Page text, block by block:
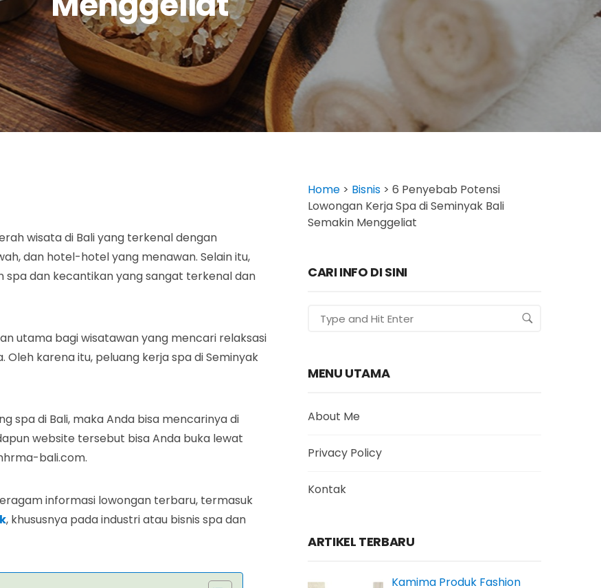
wisata di Bali yang terkenal dengan
dan hotel-hotel yang menawan. Selain itu,
spa dan kecantikan yang sangat terkenal dan
utama bagi wisatawan yang mencari relaksasi
karena itu, peluang kerja spa di Seminyak
spa di Bali, maka Anda bisa mencarinya di
website tersebut bisa Anda buka lewat
bali.com.
informasi lowongan terbaru, termasuk
, khususnya pada industri atau bisnis spa dan
Home > Bisnis > 6 Penyebab Potensi
Lowongan Kerja Spa di Seminyak Bali
Semakin Menggeliat
CARI INFO DI SINI
MENU UTAMA
About Me
Privacy Policy
Kontak
ARTIKEL TERBARU
Kamima Produk Fashion